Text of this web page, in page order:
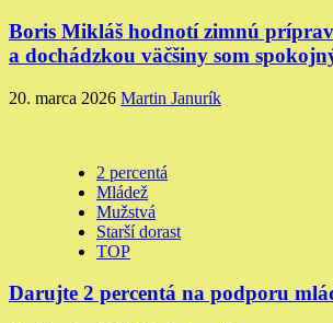
Boris Mikláš hodnotí zimnú
a dochádzkou väčšiny som
20. marca 2026 Martin Janurík
2 percentá
Mládež
Mužstvá
Starší dorast
TOP
Darujte 2 percentá na podporu